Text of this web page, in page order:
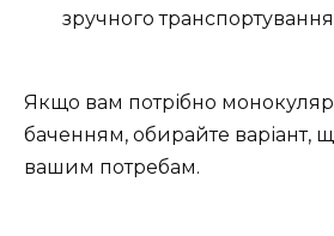
зручного
Якщо вам потрібно
баченням, обирайте варіант,
вашим потребам.